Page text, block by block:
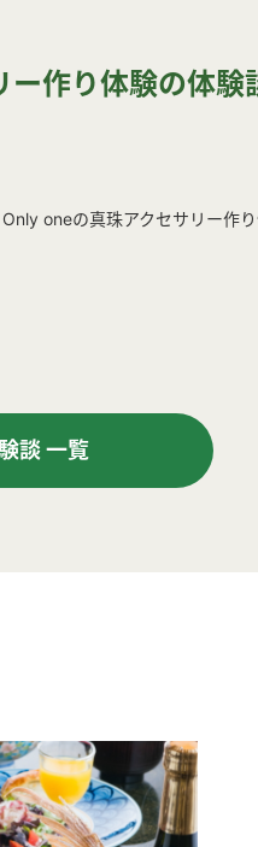
作り体験の体験
Only oneの真珠アクセサリー作
談 一覧